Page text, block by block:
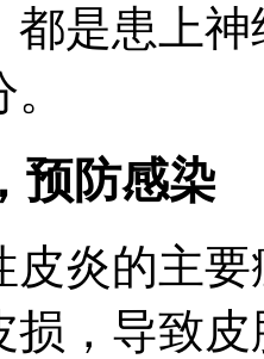
都是患上
预防感染
皮炎的主
损，导致